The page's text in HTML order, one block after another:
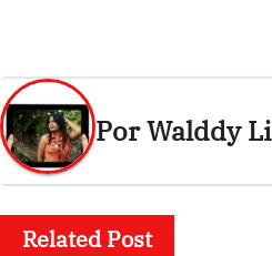
PorWalddy
Related Post